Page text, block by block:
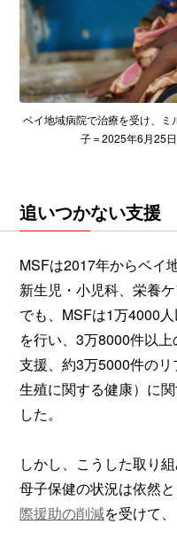
ベイ地域病院で治療を受け、ミ
子＝2025年6月25
追いつかない支援
MSFは2017年からベイ
新生児・小児科、栄養
でも、MSFは1万4000
を行い、3万8000件以
支援、約3万5000件の
生殖に関する健康）に
した。
しかし、こうした取り
母子保健の状況は依然
際援助の削減を受けて